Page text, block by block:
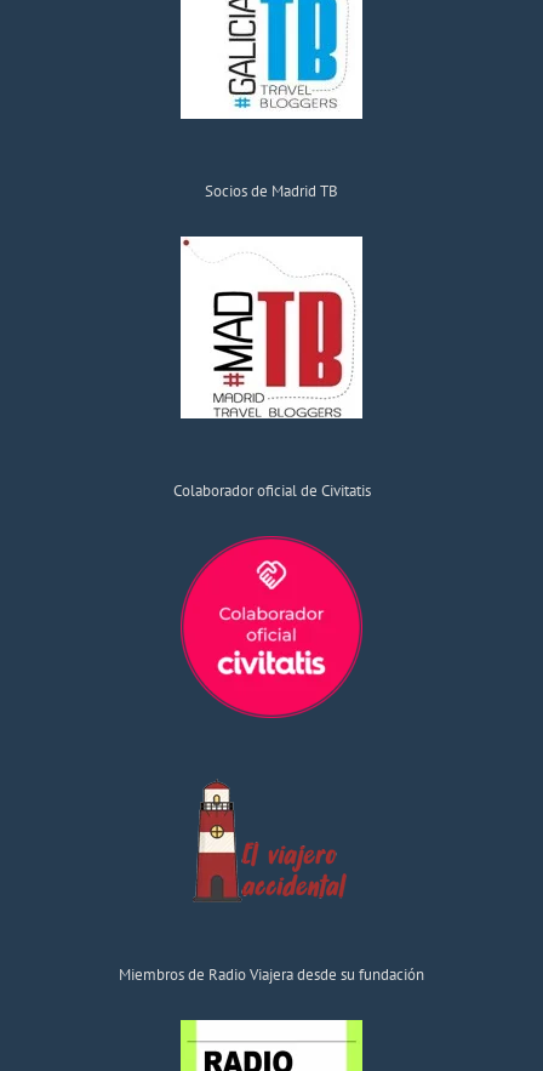
Socios de Madrid TB
Colaborador oficial de Civitatis
Miembros de Radio Viajera desde su fundación